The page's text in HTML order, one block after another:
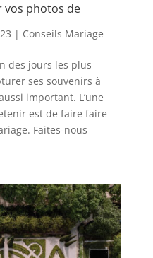
vos photos de
| Conseils Mariage
des jours les plus
ses souvenirs à
important. L’une
est de faire faire
Faites-nous